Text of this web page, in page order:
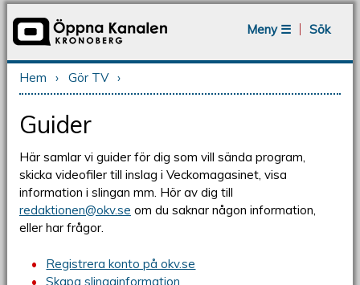
Meny ☰
Sök
Du är här
Hem › Gör TV ›
Guider
Här samlar vi guider för dig som vill sända program,
skicka videofiler till inslag i Veckomagasinet, visa
information i slingan mm. Hör av dig till
redaktionen@okv.se om du saknar någon information,
eller har frågor.
Registrera konto på okv.se
Skapa slingainformation